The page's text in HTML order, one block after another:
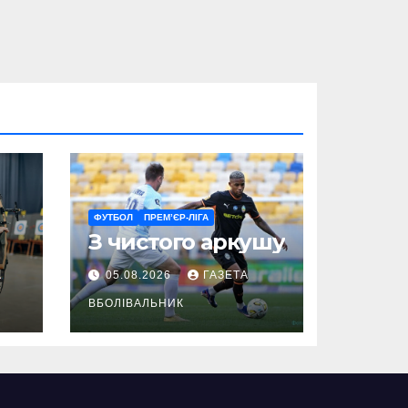
ФУТБОЛ ПРЕМ’ЄР-ЛІГА
З чистого аркушу
05.08.2026 ГАЗЕТА
ВБОЛІВАЛЬНИК